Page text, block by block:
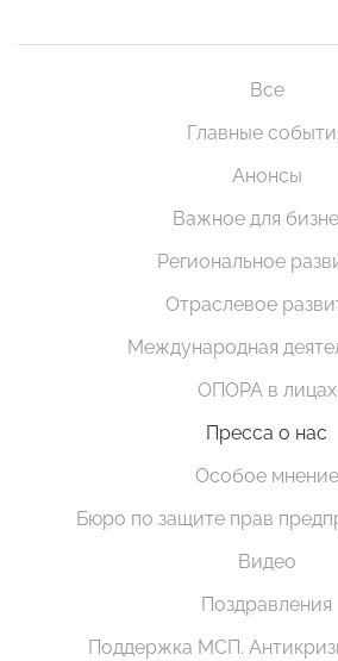
Все
Главные
Анонсы
Важное для
Региональное
Отраслевое
Международная
ОПОРА в лицах
Пресса о нас
Особое мнение
Бюро по защите прав
Видео
Поздравления
Поддержка МСП.